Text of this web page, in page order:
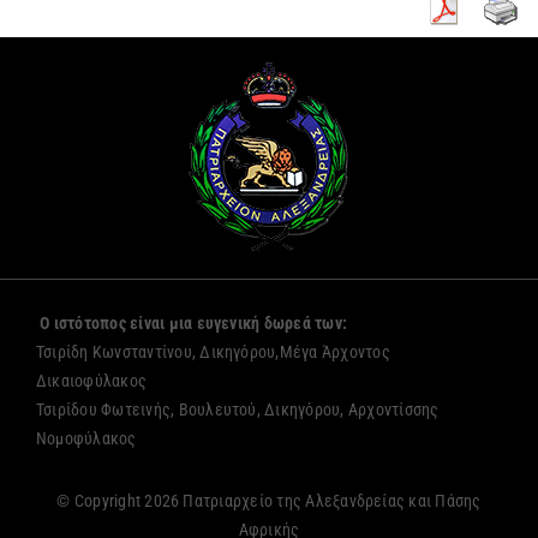
Ο ιστότοπος είναι μια ευγενική δωρεά των:
Τσιρίδη Κωνσταντίνου, Δικηγόρου,Μέγα Άρχοντος
Δικαιοφύλακος
Τσιρίδου Φωτεινής, Βουλευτού, Δικηγόρου, Αρχοντίσσης
Νομοφύλακος
© Copyright 2026 Πατριαρχείο της Αλεξανδρείας και Πάσης
Αφρικής